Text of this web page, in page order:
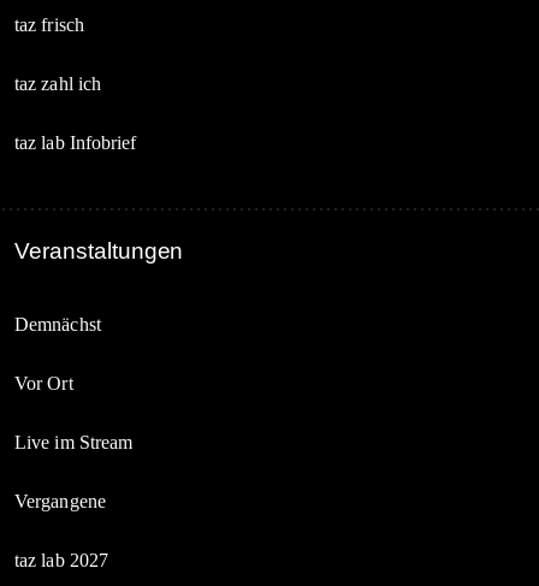
taz frisch
taz zahl ich
taz lab Infobrief
Veranstaltungen
Demnächst
Vor Ort
Live im Stream
Vergangene
taz lab 2027